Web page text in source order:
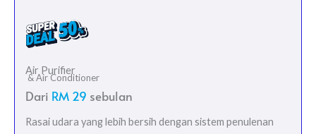
Air Purifier
& Air Conditioner
Dari RM 29 sebulan
Rasai udara yang lebih bersih dengan sistem penulenan